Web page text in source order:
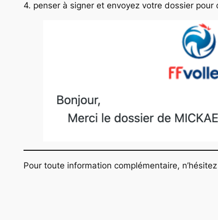
4. penser à signer et envoyez votre dossier
Pour toute information complémentaire,